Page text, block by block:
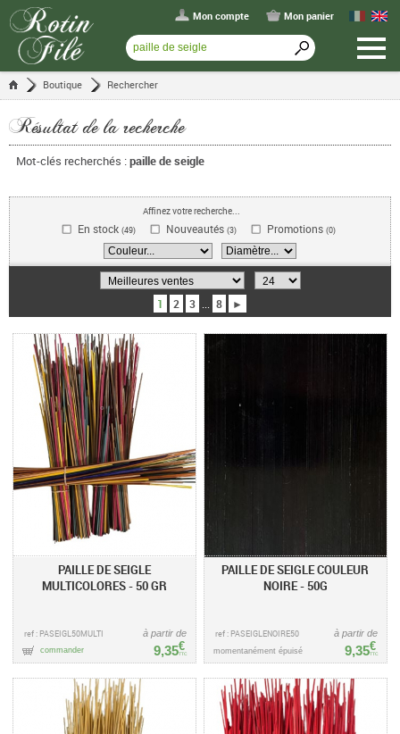
Mon compte Mon panier
Boutique Rechercher
Résultat de la recherche
Mot-clés recherchés :paille de seigle
Affinez votre recherche...
En stock (49) Nouveautés (3) Promotions (0)
1 2 3 8 ►
PAILLE DE SEIGLE
MULTICOLORES - 50 GR
ref : PASEIGL50MULTI
9,35€
TTC
à partir de
commander
PAILLE DE SEIGLE COULEUR
NOIRE - 50G
ref : PASEIGLENOIRE50
9,35€
TTC
à partir de
momentanément épuisé